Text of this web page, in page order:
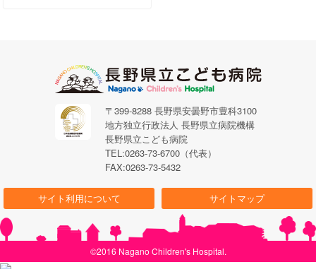
〒399-8288 長野県安曇野市豊科3100
地方独立行政法人 長野県立病院機構
長野県立こども病院
TEL:0263-73-6700（代表）
FAX:0263-73-5432
サイト利用について サイトマップ
©2016 Nagano Children's Hospital.